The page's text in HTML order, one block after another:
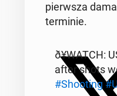
pier­wsza
ter­minie.
after shots
#Shoot­ing